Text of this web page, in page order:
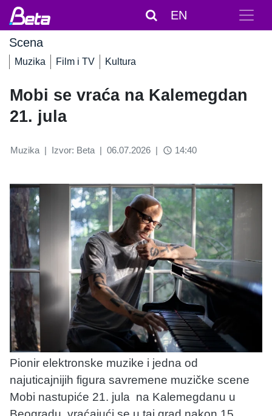
EN
Scena
Muzika Film i TV Kultura
Mobi se vraća na Kalemegdan
21. jula
Muzika | Izvor: Beta | 06.07.2026 | access_time 14:40
Pionir elektronske muzike i jedna od
najuticajnijih figura savremene muzičke scene
Mobi nastupiće 21. jula na Kalemegdanu u